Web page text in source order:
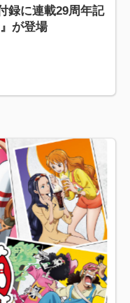
録に連載29周年記
が登場